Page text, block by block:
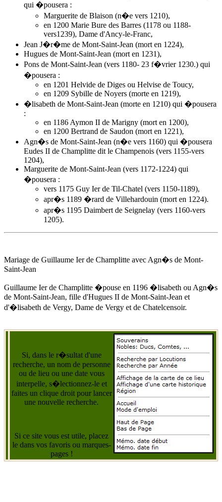
qui �pousera :
Marguerite de Blaison (n�e vers 1210),
en 1200 Marie Bure des Barres (1178 ou 1188-
vers1239), Dame d'Ancy-le-Franc,
Jean J�r�me de Mont-Saint-Jean (mort en 1224),
Hugues de Mont-Saint-Jean (mort en 1231),
Pons de Mont-Saint-Jean (vers 1180- 23 f�vrier 1230.) qui
�pousera :
en 1201 Helvide de Diges ou Helvise de Toucy,
en 1209 Sybille de Noyers (morte en 1219),
�lisabeth de Mont-Saint-Jean (morte en 1210) qui �pousera
:
en 1186 Aymon II de Marigny (mort en 1200),
en 1200 Bertrand de Saudon (mort en 1221),
Agn�s de Mont-Saint-Jean (n�e vers 1160) qui �pousera
Eudes II de Champlitte dit le Champenois (vers 1155-vers
1204),
Marguerite de Mont-Saint-Jean (vers 1172-1224) qui
�pousera :
vers 1175 Guy Ier de Til-Chatel (vers 1150-1189),
apr�s 1189 �rard de Villehardouin (mort en 1224).
apr�s 1195 Daimbert de Seignelay (vers 1160-vers
1205).
Mariage de Guillaume Ier de Champlitte avec Agn�s de Mont-
Saint-Jean
Guillaume Ier de Champlitte �pouse en 1196 �lisabeth ou Agn�s
de Mont-Saint-Jean, fille d'Hugues II de Mont-Saint-Jean et
d'�lisabeth de Vergy, Dame de Vergy et de Chatelcensoir.
Si, dans le r�sultat d'une
recherche, un nom de personne
ou de lieu ou une date vous
interpelle, s�lectionnez-le et
faites un clique droit pour lancer
une nouvelle recherche.
Si ce site vous est utile, placez
le dans vos favoris ou marques-
pages !